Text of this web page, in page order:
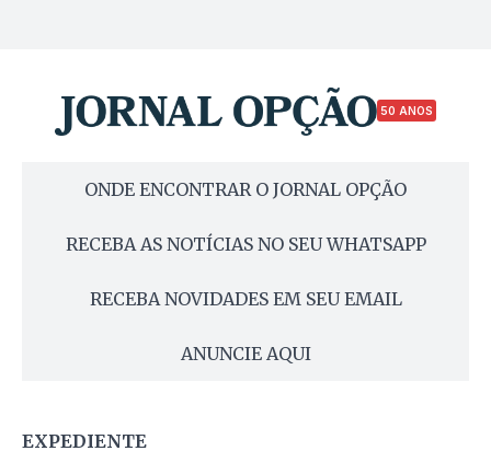
50 ANOS
ONDE ENCONTRAR O JORNAL OPÇÃO
RECEBA AS NOTÍCIAS NO SEU WHATSAPP
RECEBA NOVIDADES EM SEU EMAIL
ANUNCIE AQUI
EXPEDIENTE